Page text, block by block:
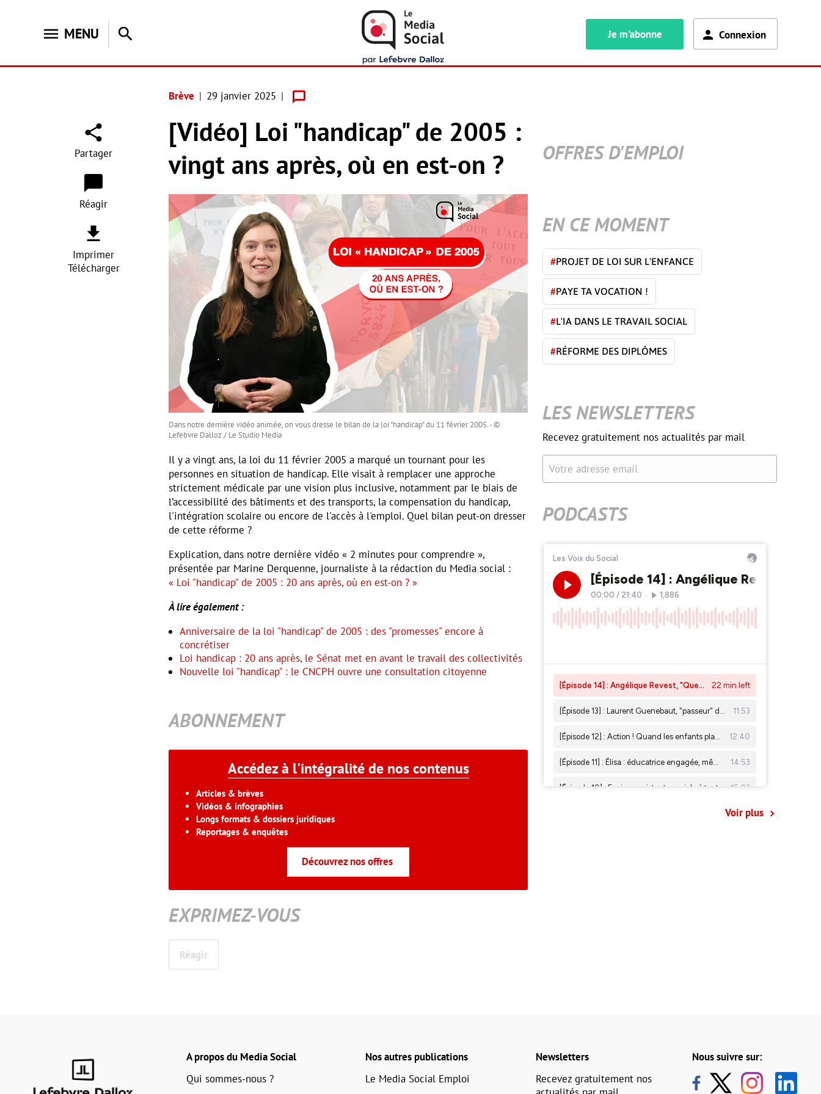
menu MENU search Je m'abonne Connexion
Brève 29 janvier 2025
Partager
Réagir
Imprimer
Télécharger
[Vidéo] Loi "handicap" de 2005 :
vingt ans après, où en est-on ?
Dans notre dernière vidéo animée, on vous dresse le bilan de la loi "handicap" du 11 février 2005. - ©
Lefebvre Dalloz / Le Studio Media
Il y a vingt ans, la loi du 11 février 2005 a marqué un tournant pour les
personnes en situation de handicap. Elle visait à remplacer une approche
strictement médicale par une vision plus inclusive, notamment par le biais de
l’accessibilité des bâtiments et des transports, la compensation du handicap,
l'intégration scolaire ou encore de l'accès à l'emploi. Quel bilan peut-on dresser
de cette réforme ?
Explication, dans notre dernière vidéo « 2 minutes pour comprendre »,
présentée par Marine Derquenne, journaliste à la rédaction du Media social :
« Loi "handicap" de 2005 : 20 ans après, où en est-on ? »
À lire également :
Anniversaire de la loi "handicap" de 2005 : des "promesses" encore à
concrétiser
Loi handicap : 20 ans après, le Sénat met en avant le travail des collectivités
Nouvelle loi "handicap" : le CNCPH ouvre une consultation citoyenne
ABONNEMENT
Accédez à l'intégralité de nos contenus
Articles & brèves
Vidéos & infographies
Longs formats & dossiers juridiques
Reportages & enquêtes
Découvrez nos offres
EXPRIMEZ-VOUS
Réagir
OFFRES D'EMPLOI
EN CE MOMENT
#PROJET DE LOI SUR L'ENFANCE
#PAYE TA VOCATION !
#L'IA DANS LE TRAVAIL SOCIAL
#RÉFORME DES DIPLÔMES
LES NEWSLETTERS
Recevez gratuitement nos actualités par mail
Votre adresse email
PODCASTS
Voir plus
A propos du Media Social
Qui sommes-nous ?
Nos autres publications
Le Media Social Emploi
Newsletters
Recevez gratuitement nos
Nous suivre sur: